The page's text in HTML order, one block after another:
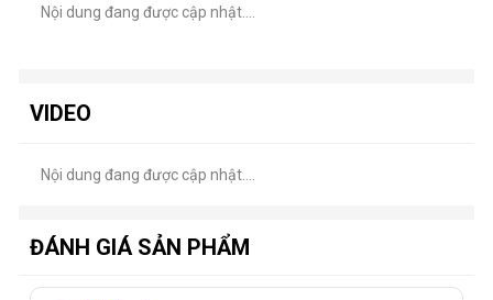
Nội dung đang được cập nhật....
VIDEO
Nội dung đang được cập nhật....
ĐÁNH GIÁ SẢN PHẨM